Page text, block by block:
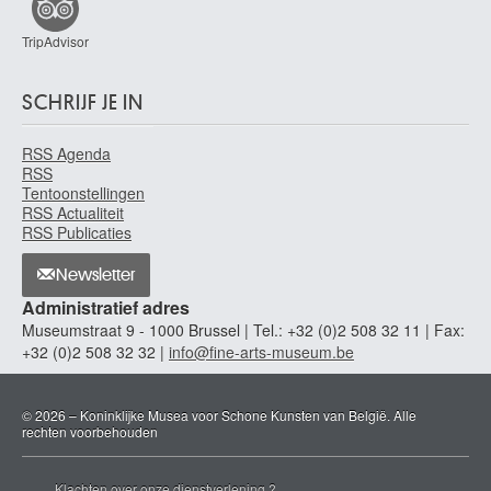
TripAdvisor
SCHRIJF JE IN
RSS Agenda
RSS
Tentoonstellingen
RSS Actualiteit
RSS Publicaties
Newsletter
Administratief adres
Museumstraat 9 - 1000 Brussel | Tel.: +32 (0)2 508 32 11 | Fax:
+32 (0)2 508 32 32 | info@fine-arts-museum.be
© 2026 – Koninklijke Musea voor Schone Kunsten van België. Alle
rechten voorbehouden